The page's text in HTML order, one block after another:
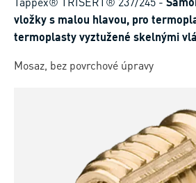
vložky s malou hlavou, pro
termoplasty vyztužené skelnými
Mosaz, bez povrchové úpravy